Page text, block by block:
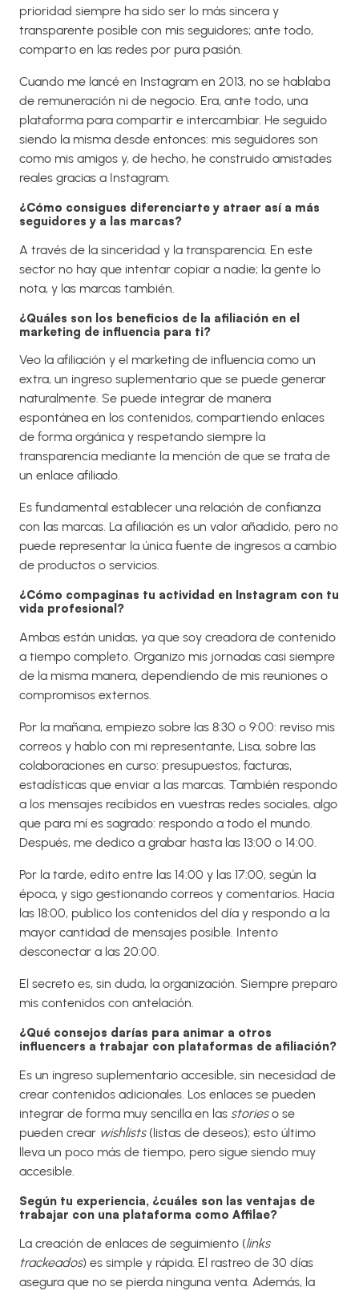
prioridad siempre ha sido ser lo más sincera y
transparente posible con mis seguidores; ante todo,
comparto en las redes por pura pasión.
Cuando me lancé en Instagram en 2013, no se hablaba
de remuneración ni de negocio. Era, ante todo, una
plataforma para compartir e intercambiar. He seguido
siendo la misma desde entonces: mis seguidores son
como mis amigos y, de hecho, he construido amistades
reales gracias a Instagram.
¿Cómo consigues diferenciarte y atraer así a más
seguidores y a las marcas?
A través de la sinceridad y la transparencia. En este
sector no hay que intentar copiar a nadie; la gente lo
nota, y las marcas también.
¿Quáles son los beneficios de la afiliación en el
marketing de influencia para ti?
Veo la afiliación y el marketing de influencia como un
extra, un ingreso suplementario que se puede generar
naturalmente. Se puede integrar de manera
espontánea en los contenidos, compartiendo enlaces
de forma orgánica y respetando siempre la
transparencia mediante la mención de que se trata de
un enlace afiliado.
Es fundamental establecer una relación de confianza
con las marcas. La afiliación es un valor añadido, pero no
puede representar la única fuente de ingresos a cambio
de productos o servicios.
¿Cómo compaginas tu actividad en Instagram con tu
vida profesional?
Ambas están unidas, ya que soy creadora de contenido
a tiempo completo. Organizo mis jornadas casi siempre
de la misma manera, dependiendo de mis reuniones o
compromisos externos.
Por la mañana, empiezo sobre las 8:30 o 9:00: reviso mis
correos y hablo con mi representante, Lisa, sobre las
colaboraciones en curso: presupuestos, facturas,
estadísticas que enviar a las marcas. También respondo
a los mensajes recibidos en vuestras redes sociales, algo
que para mí es sagrado: respondo a todo el mundo.
Después, me dedico a grabar hasta las 13:00 o 14:00.
Por la tarde, edito entre las 14:00 y las 17:00, según la
época, y sigo gestionando correos y comentarios. Hacia
las 18:00, publico los contenidos del día y respondo a la
mayor cantidad de mensajes posible. Intento
desconectar a las 20:00.
El secreto es, sin duda, la organización. Siempre preparo
mis contenidos con antelación.
¿Qué consejos darías para animar a otros
influencers a trabajar con plataformas de afiliación?
Es un ingreso suplementario accesible, sin necesidad de
crear contenidos adicionales. Los enlaces se pueden
integrar de forma muy sencilla en las storieso se
pueden crear wishlists(listas de deseos); esto último
lleva un poco más de tiempo, pero sigue siendo muy
accesible.
Según tu experiencia, ¿cuáles son las ventajas de
trabajar con una plataforma como Affilae?
La creación de enlaces de seguimiento (links
trackeados) es simple y rápida. El rastreo de 30 días
asegura que no se pierda ninguna venta. Además, la